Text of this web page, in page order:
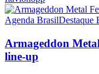
Agenda BrasilDestaque
Armageddon
line-up